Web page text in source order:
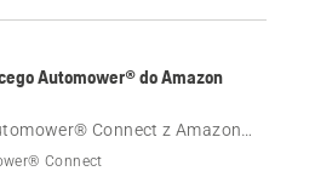
Automower® do Amazon
Connect z Amazon
proste czynności.
Connect